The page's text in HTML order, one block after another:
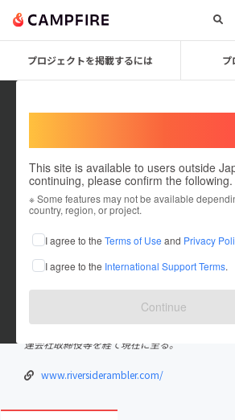
プロジェクトを掲載するには プ
This site is available to users outside
continuing, please confirm the following.
※ Some features may not be available
country, region, or project.
I agree to the Terms of Use and Privacy
I agree to the International Support Terms.
Continue
RSR
これまでに1件のプロジェクトを投稿してい
在住国：日本 現在地：東京都
出身国：日本 出身地：栃木県
プロダクトデザイナー／プランナー 1966年宇
学卒 広告代理店勤務後、大手IT企業にてデザ
連会社取締役等を経て現在に至る。
www.riversiderambler.com/